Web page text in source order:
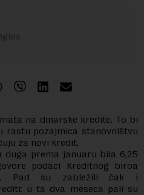
na dinarske kredite. To bi
rastu pozajmica stanovništvu
za novi kredit.
duga prema januaru bila 6,25
podaci Kreditnog biroa
Pad su zabležili čak i
u ta dva meseca pali su